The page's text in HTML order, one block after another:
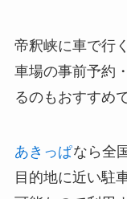
帝釈峡に車で行
車場の事前予約
るのもおすすめ
あきっぱなら全
目的地に近い駐